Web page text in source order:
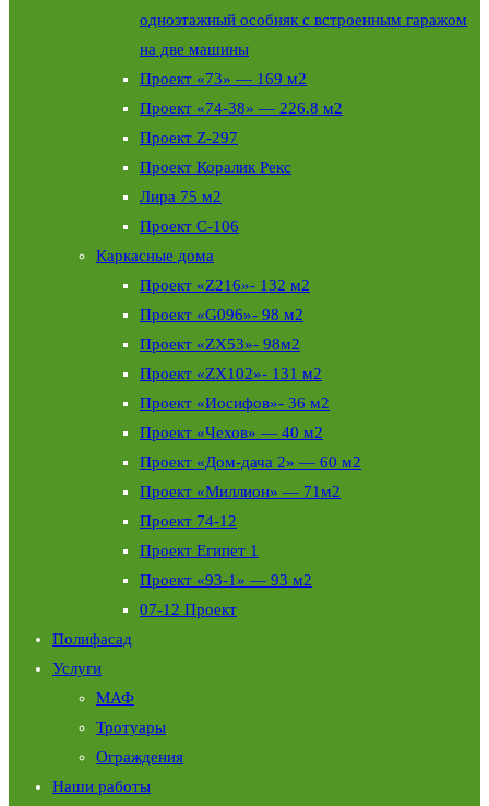
одноэтажный особняк с встроенным гаражом
на две машины
Проект «73» — 169 м2
Проект «74-38» — 226.8 м2
Проект Z-297
Проект Коралик Рекс
Лира 75 м2
Проект С-106
Каркасные дома
Проект «Z216»- 132 м2
Проект «G096»- 98 м2
Проект «ZX53»- 98м2
Проект «ZX102»- 131 м2
Проект «Иосифов»- 36 м2
Проект «Чехов» — 40 м2
Проект «Дом-дача 2» — 60 м2
Проект «Миллион» — 71м2
Проект 74-12
Проект Египет 1
Проект «93-1» — 93 м2
07-12 Проект
Полифасад
Услуги
МАФ
Тротуары
Ограждения
Наши работы